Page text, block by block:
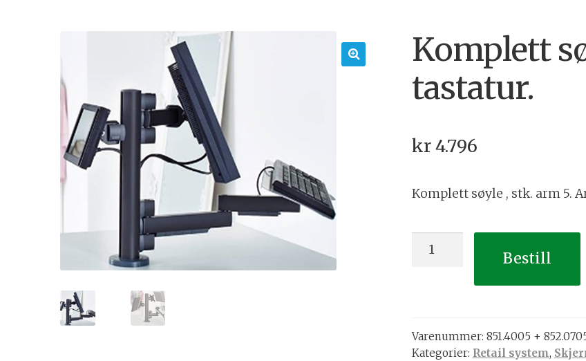
Komplett
tastatur.
kr4.796
Komplett søyle , stk. arm 5.
Komplett
antall
Bestill
Varenummer: 851.4005 +
Kategorier: Retail system,